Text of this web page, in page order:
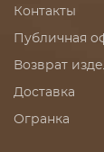
Контакты
Публичная
Возврат
Доставка
Огранка